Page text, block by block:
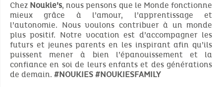
Chez Noukie’s, nous pensons que le Monde fonctionne
mieux grâce à l’amour, l’apprentissage et
l’autonomie. Nous voulons contribuer à un monde
plus positif. Notre vocation est d’accompagner les
futurs et jeunes parents en les inspirant afin qu’ils
puissent mener à bien l’épanouissement et la
confiance en soi de leurs enfants et des générations
de demain. #NOUKIES #NOUKIESFAMILY